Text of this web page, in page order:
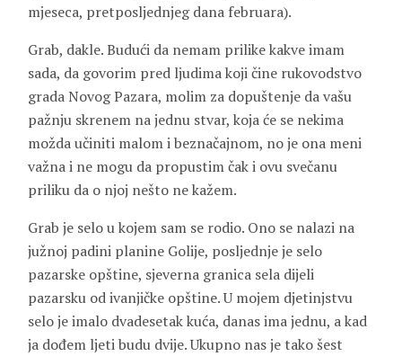
mjeseca, pretposljednjeg dana februara).
Grab, dakle. Budući da nemam prilike kakve imam
sada, da govorim pred ljudima koji čine rukovodstvo
grada Novog Pazara, molim za dopuštenje da vašu
pažnju skrenem na jednu stvar, koja će se nekima
možda učiniti malom i beznačajnom, no je ona meni
važna i ne mogu da propustim čak i ovu svečanu
priliku da o njoj nešto ne kažem.
Grab je selo u kojem sam se rodio. Ono se nalazi na
južnoj padini planine Golije, posljednje je selo
pazarske opštine, sjeverna granica sela dijeli
pazarsku od ivanjičke opštine. U mojem djetinjstvu
selo je imalo dvadesetak kuća, danas ima jednu, a kad
ja dođem ljeti budu dvije. Ukupno nas je tako šest